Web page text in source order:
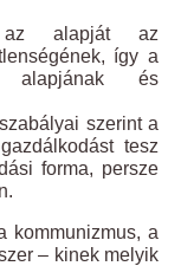
az alapját az
így a
alapjának és
szerint a
tesz
forma, persze
kommunizmus, a
– kinek melyik